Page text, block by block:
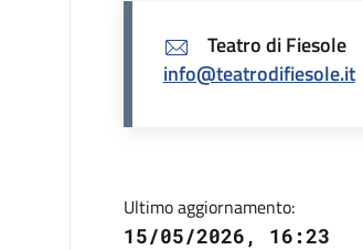
Teatro di Fiesole
info@teatrodifiesole.it
Ultimo aggiornamento:
15/05/2026, 16:23